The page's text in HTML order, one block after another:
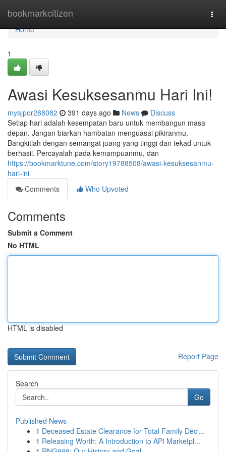
bookmarkcitizen
Home
Home
1
Awasi Kesuksesanmu Hari Ini!
myajpor288082 391 days ago News
Discuss
Setiap hari adalah kesempatan baru untuk membangun masa
depan. Jangan biarkan hambatan menguasai pikiranmu.
Bangkitlah dengan semangat juang yang tinggi dan tekad untuk
berhasil. Percayalah pada kemampuanmu, dan
https://bookmarktune.com/story19788508/awasi-kesuksesanmu-
hari-ini
Comments
Who Upvoted
Comments
Submit a Comment
No HTML
HTML is disabled
Report Page
Search
Go
Published News
1 Deceased Estate Clearance for Total Family Decl...
1 Releasing Worth: A Introduction to API Marketpl...